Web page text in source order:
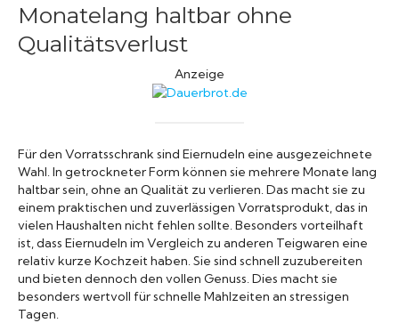
Monatelang haltbar ohne
Qualitätsverlust
Anzeige
Für den Vorratsschrank sind Eiernudeln eine ausgezeichnete
Wahl. In getrockneter Form können sie mehrere Monate lang
haltbar sein, ohne an Qualität zu verlieren. Das macht sie zu
einem praktischen und zuverlässigen Vorratsprodukt, das in
vielen Haushalten nicht fehlen sollte. Besonders vorteilhaft
ist, dass Eiernudeln im Vergleich zu anderen Teigwaren eine
relativ kurze Kochzeit haben. Sie sind schnell zuzubereiten
und bieten dennoch den vollen Genuss. Dies macht sie
besonders wertvoll für schnelle Mahlzeiten an stressigen
Tagen.